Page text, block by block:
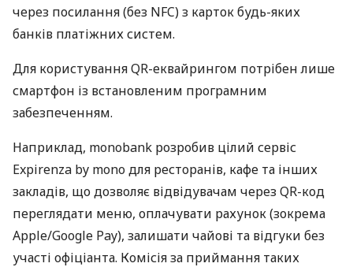
через посилання (без NFC) з карток будь-яких
банків платіжних систем.
Для користування QR-еквайрингом потрібен лише
смартфон із встановленим програмним
забезпеченням.
Наприклад, monobank розробив цілий сервіс
Expirenza by mono для ресторанів, кафе та інших
закладів, що дозволяє відвідувачам через QR-код
переглядати меню, оплачувати рахунок (зокрема
Apple/Google Pay), залишати чайові та відгуки без
участі офіціанта. Комісія за приймання таких